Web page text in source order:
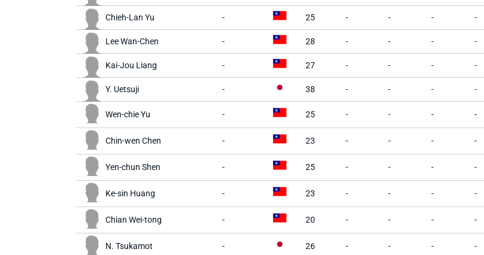
Chieh-Lan Yu - 25 - - - -
Lee Wan-Chen - 28 - - - -
Kai-Jou Liang - 27 - - - -
Y. Uetsuji - 38 - - - -
Wen-chie Yu - 25 - - - -
Chin-wen Chen - 23 - - - -
Yen-chun Shen - 25 - - - -
Ke-sin Huang - 23 - - - -
Chian Wei-tong - 20 - - - -
N. Tsukamot - 26 - - - -